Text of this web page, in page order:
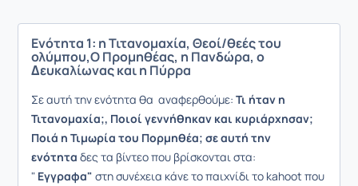
Ενότητα 1: η Τιτανομαχία, Θεοί/θεές του
ολύμπου,Ο Προμηθέας, η Πανδώρα, ο
∆ευκαλίωνας και η Πύρρα
Σε αυτή την ενότητα θα αναφερθούμε: Τι ήταν η
Τιτανομαχία;, Ποιοί γεννήθηκαν και κυριάρχησαν;
Ποιά η Τιμωρία του Πορμηθέα; σε αυτή την
ενότητα δες τα βίντεο που βρίσκονται στα:
" Εγγραφα" στη συνέχεια κάνε το παιχνίδι το kahoot που